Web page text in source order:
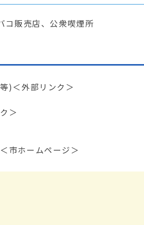
コ販売店、公衆喫煙所
) ＜外部リンク＞
＞
＜市ホームページ＞